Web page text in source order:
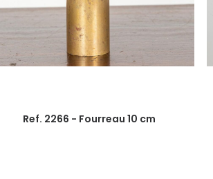
Ref. 2266 - Fourreau 10 cm